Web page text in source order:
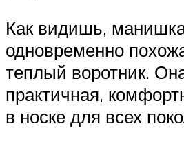
Как видишь,
одновременно
теплый воротник.
практичная,
в носке для всех